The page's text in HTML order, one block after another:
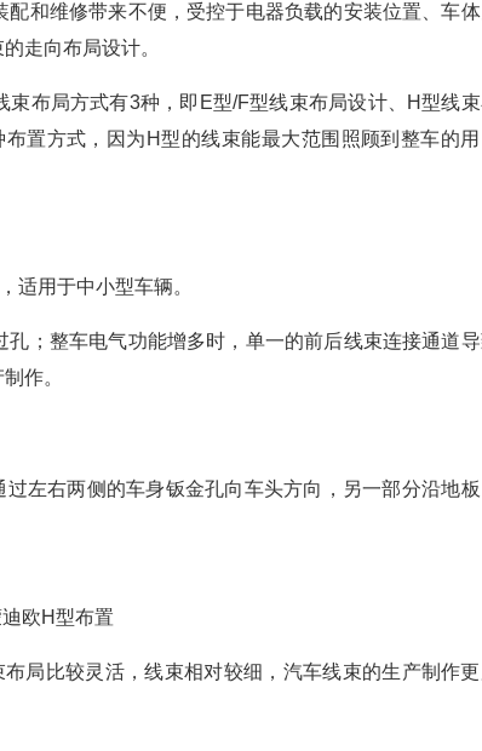
和维修带来不便，受控于电器负载的安装位置、车
走向布局设计。
布局方式有3种，即E型/F型线束布局设计、H型线
置方式，因为H型的线束能最大范围照顾到整车的
适用于中小型车辆。
；整车电气功能增多时，单一的前后线束连接通道
作。
左右两侧的车身钣金孔向车头方向，另一部分沿地
欧H型布置
局比较灵活，线束相对较细，汽车线束的生产制作